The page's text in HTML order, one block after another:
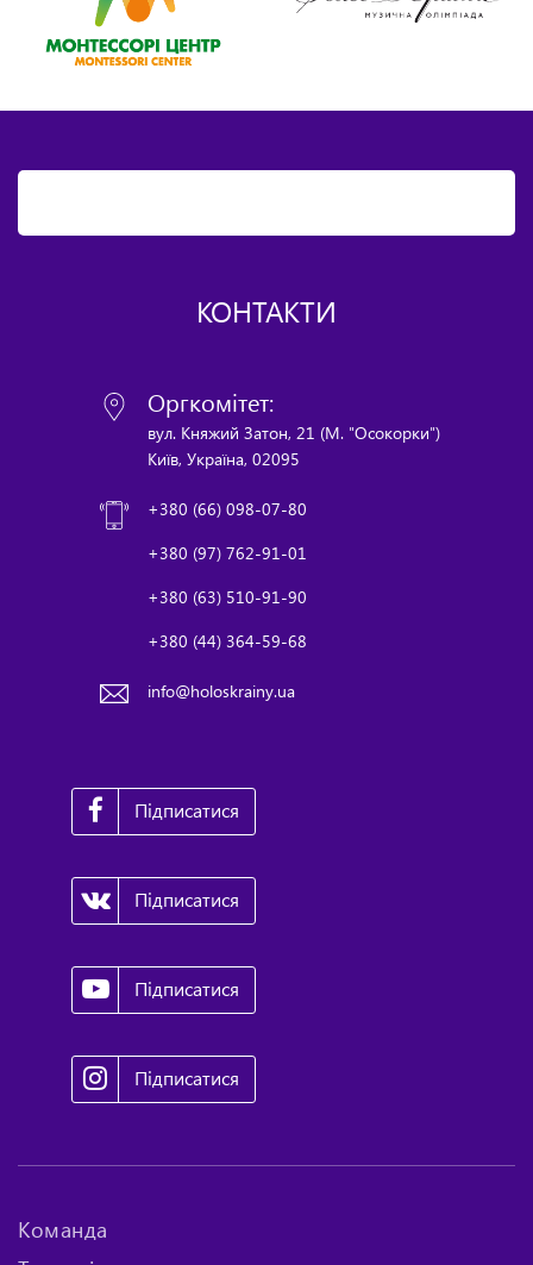
КОНТАКТИ
Оргкомітет:
вул. Княжий Затон, 21 (М. "Осокорки")
Київ, Україна, 02095
+380 (66) 098-07-80
+380 (97) 762-91-01
+380 (63) 510-91-90
+380 (44) 364-59-68
info@holoskrainy.ua
Підписатися
Підписатися
Підписатися
Підписатися
Команда